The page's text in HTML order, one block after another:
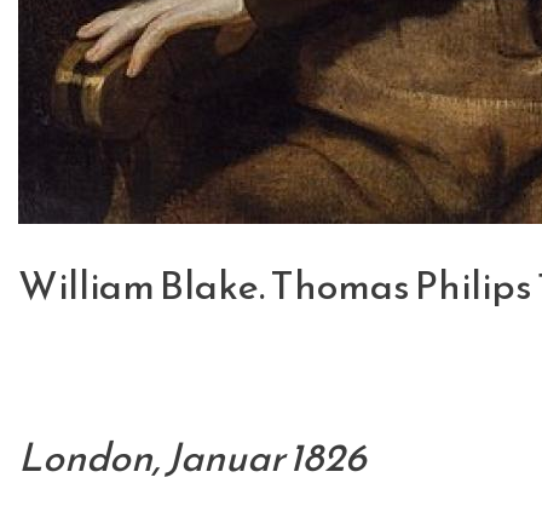
William Blake. Thomas Philips
London, Januar 1826